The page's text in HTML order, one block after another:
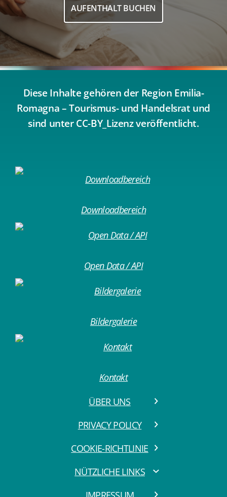
AUFENTHALT BUCHEN
Diese Inhalte gehören der Region Emilia-
Romagna – Tourismus- und Handelsrat und
sind unter CC-BY_Lizenz veröffentlicht.
Downloadbereich
Open Data / API
Bildergalerie
Kontakt
ÜBER UNS
PRIVACY POLICY
COOKIE-RICHTLINIE
NÜTZLICHE LINKS